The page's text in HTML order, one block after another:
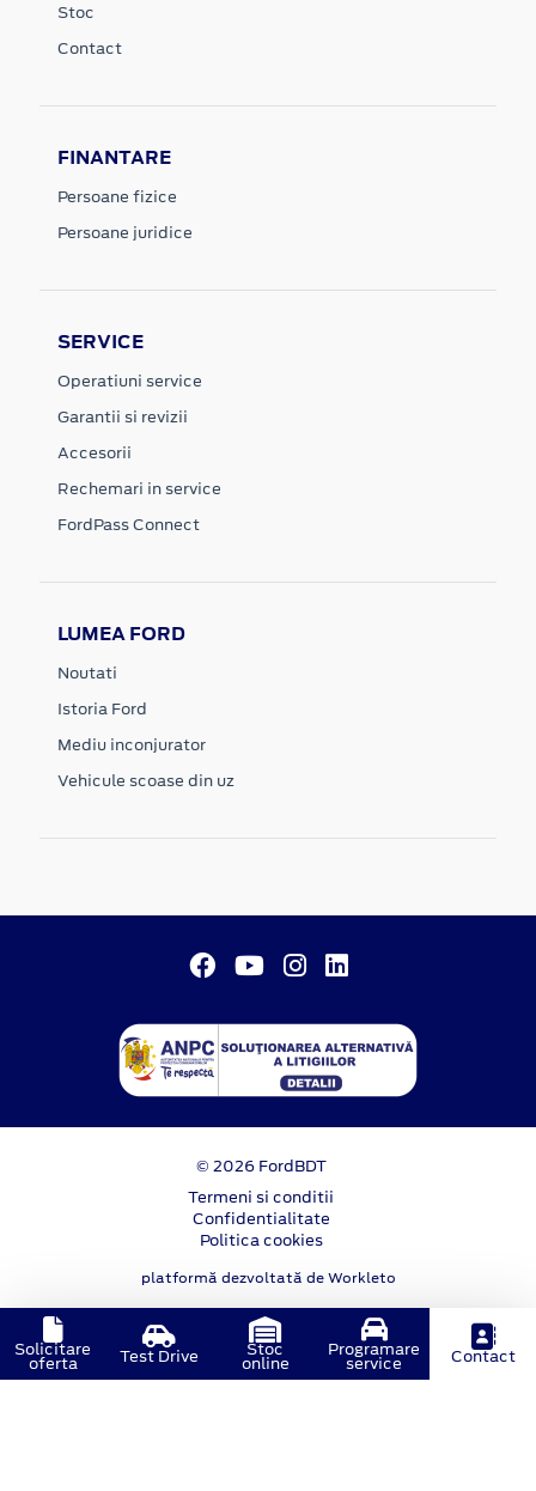
Stoc
Contact
FINANTARE
Persoane fizice
Persoane juridice
SERVICE
Operatiuni service
Garantii si revizii
Accesorii
Rechemari in service
FordPass Connect
LUMEA FORD
Noutati
Istoria Ford
Mediu inconjurator
Vehicule scoase din uz
© 2026 FordBDT
Termeni si conditii
Confidentialitate
Politica cookies
platformă dezvoltată de Workleto
Solicitare
oferta Test Drive Stoc
online
Programare
service Contact